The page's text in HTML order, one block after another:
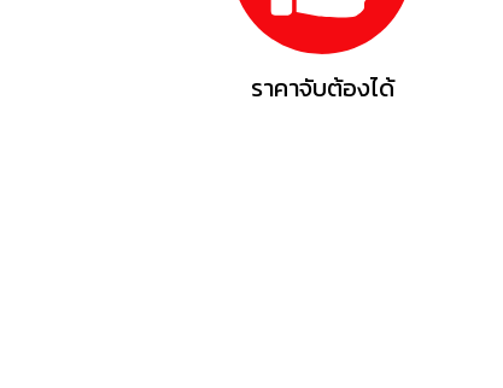
ราคาจับต้องได้